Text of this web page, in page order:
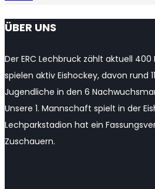
ÜBER UNS
Der ERC Lechbruck zählt aktuell
spielen aktiv Eishockey, davon rund
Jugendliche in den 6
Unsere 1. Mannschaft spielt in der
Lechparkstadion hat ein
Zuschauern.